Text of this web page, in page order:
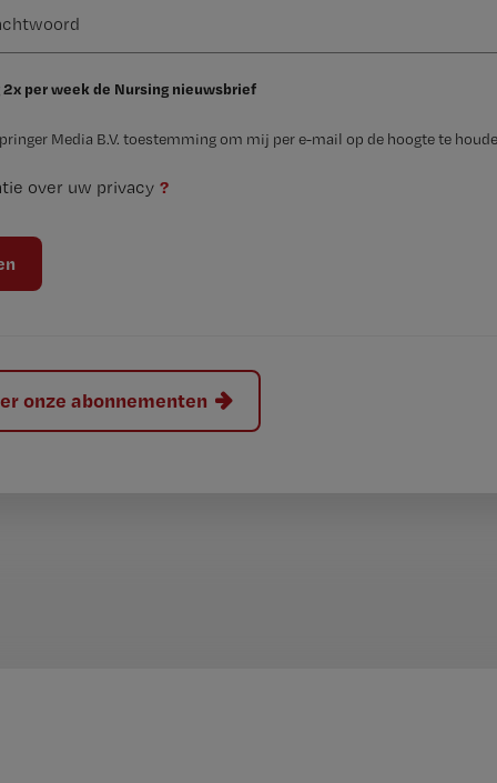
2x per week de Nursing nieuwsbrief
Media B.V. toestemming om mij per e-mail op de hoogte te
over uw privacy ?
onze abonnementen